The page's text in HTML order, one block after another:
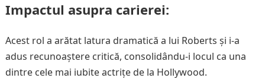
Impactul asupra carierei:
Acest rol a arătat latura dramatică a lui Roberts și i-a
adus recunoaștere critică, consolidându-i locul ca una
dintre cele mai iubite actrițe de la Hollywood.